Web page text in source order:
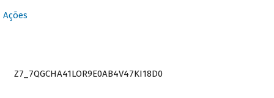
Ações
Z7_7QGCHA41LOR9E0AB4V47KI18D0